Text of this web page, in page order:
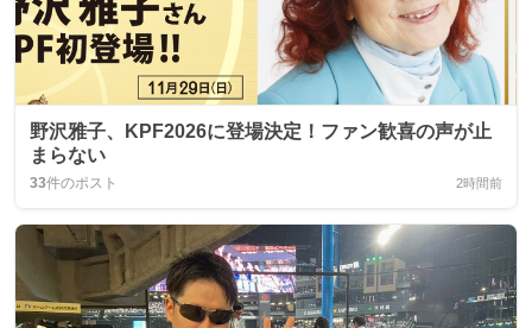
野沢雅子、KPF2026に登場決定！ファン歓喜の声が止
まらない
33件のポスト 2時間前